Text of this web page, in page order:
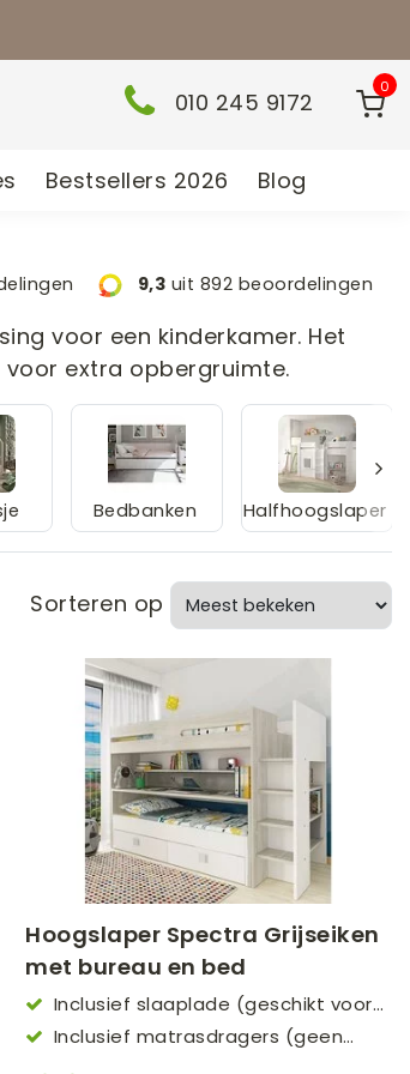
010 245 9172
0
Bestsellers 2026 Blog
9,3 uit 892 beoordelingen
voor een kinderkamer. Het
extra opbergruimte.
Bedbanken
Halfhoogslaper
Sorteren op
Hoogslaper Spectra Grijseiken
met bureau en bed
Inclusief slaaplade (geschikt voor
een matras van 90x190)
Inclusief matrasdragers (geen